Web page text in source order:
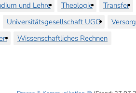
und Lehre Theologie Transfer
Universitätsgesellschaft UGO
Wissenschaftliches Rechnen